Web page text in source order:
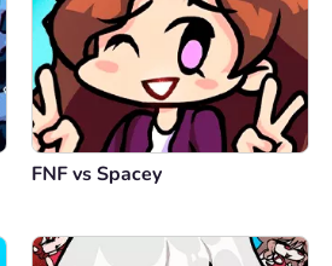
FNF vs Spacey